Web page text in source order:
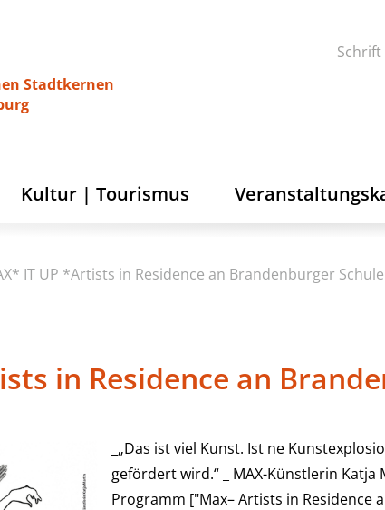
Stadtkernen
Schrift
Kultur | Tourismus
IT UP *Artists in Residence an Brandenburger
in Residence an
_„Das ist viel Kunst. Ist ne
gefördert wird.“ _ MAX-Künstlerin
Programm ["Max– Artists in